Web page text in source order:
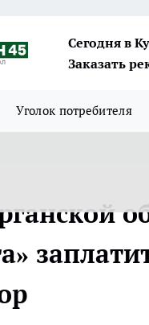
Сегодня в
Заказать
Уголок потребителя